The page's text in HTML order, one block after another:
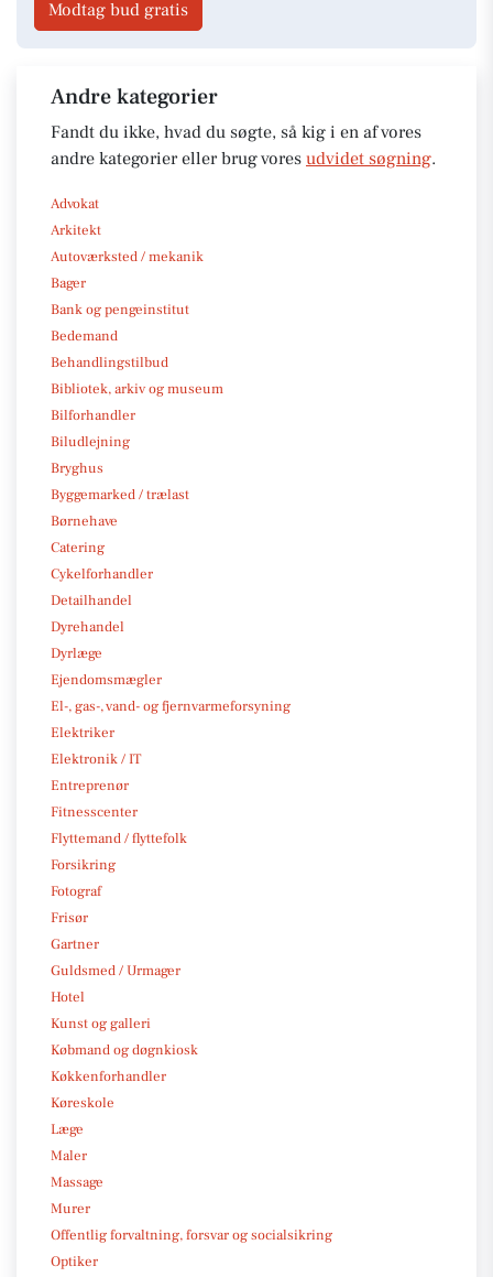
Modtag bud gratis
Andre kategorier
Fandt du ikke, hvad du søgte, så kig i en af vores
andre kategorier eller brug vores udvidet søgning.
Advokat
Arkitekt
Autoværksted / mekanik
Bager
Bank og pengeinstitut
Bedemand
Behandlingstilbud
Bibliotek, arkiv og museum
Bilforhandler
Biludlejning
Bryghus
Byggemarked / trælast
Børnehave
Catering
Cykelforhandler
Detailhandel
Dyrehandel
Dyrlæge
Ejendomsmægler
El-, gas-, vand- og fjernvarmeforsyning
Elektriker
Elektronik / IT
Entreprenør
Fitnesscenter
Flyttemand / flyttefolk
Forsikring
Fotograf
Frisør
Gartner
Guldsmed / Urmager
Hotel
Kunst og galleri
Købmand og døgnkiosk
Køkkenforhandler
Køreskole
Læge
Maler
Massage
Murer
Offentlig forvaltning, forsvar og socialsikring
Optiker